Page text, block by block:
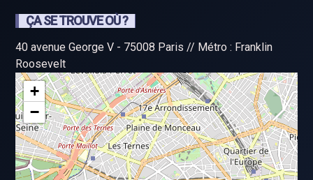
ÇA SE TROUVE OÙ ?
40 avenue George V - 75008 Paris // Métro : Franklin
Roosevelt
+
−